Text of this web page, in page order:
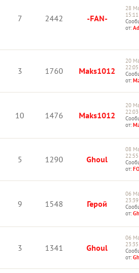
7 2442 -FAN-
28
15:11
от:
3 1760 Maks1012
20
22:05
от:
10 1476 Maks1012
20
22:03
от:
5 1290 Ghoul
08
22:55
от:
9 1548 Герой
06
23:39
от:
3 1341 Ghoul
06
23:35
от: